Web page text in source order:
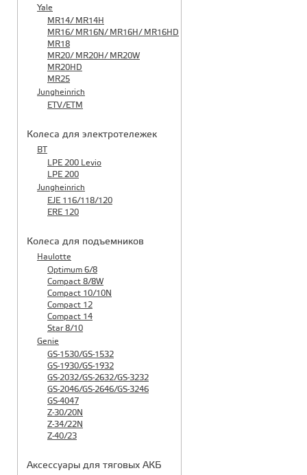
Yale
MR14/ MR14H
MR16/ MR16N/ MR16H/ MR16HD
MR18
MR20/ MR20H/ MR20W
MR20HD
MR25
Jungheinrich
ETV/ETM
Колеса для электротележек
BT
LPE 200 Levio
LPE 200
Jungheinrich
EJE 116/118/120
ERE 120
Колеса для подъемников
Haulotte
Optimum 6/8
Compact 8/8W
Compact 10/10N
Compact 12
Compact 14
Star 8/10
Genie
GS-1530/GS-1532
GS-1930/GS-1932
GS-2032/GS-2632/GS-3232
GS-2046/GS-2646/GS-3246
GS-4047
Z-30/20N
Z-34/22N
Z-40/23
Аксессуары для тяговых АКБ